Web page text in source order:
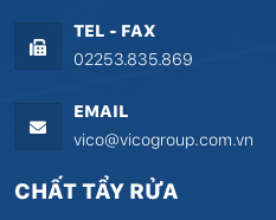
TEL - FAX
02253.835.869
EMAIL
vico@vicogroup.com.vn
CHẤT TẨY RỬA